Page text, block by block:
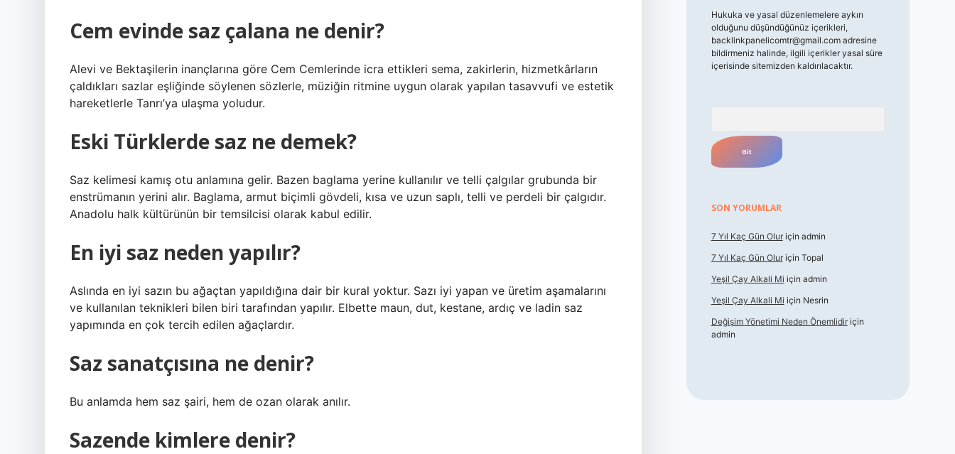
Cem evinde saz çalana ne denir?
Alevi ve Bektaşilerin inançlarına göre Cem Cemlerinde icra ettikleri sema, zakirlerin, hizmetkârların
çaldıkları sazlar eşliğinde söylenen sözlerle, müziğin ritmine uygun olarak yapılan tasavvufi ve estetik
hareketlerle Tanrı’ya ulaşma yoludur.
Eski Türklerde saz ne demek?
Saz kelimesi kamış otu anlamına gelir. Bazen baglama yerine kullanılır ve telli çalgılar grubunda bir
enstrümanın yerini alır. Baglama, armut biçimli gövdeli, kısa ve uzun saplı, telli ve perdeli bir çalgıdır.
Anadolu halk kültürünün bir temsilcisi olarak kabul edilir.
En iyi saz neden yapılır?
Aslında en iyi sazın bu ağaçtan yapıldığına dair bir kural yoktur. Sazı iyi yapan ve üretim aşamalarını
ve kullanılan teknikleri bilen biri tarafından yapılır. Elbette maun, dut, kestane, ardıç ve ladin saz
yapımında en çok tercih edilen ağaçlardır.
Saz sanatçısına ne denir?
Bu anlamda hem saz şairi, hem de ozan olarak anılır.
Sazende kimlere denir?
Hukuka ve yasal düzenlemelere aykırı
olduğunu düşündüğünüz içerikleri,
backlinkpanelicomtr@gmail.comadresine
bildirmeniz halinde, ilgili içerikler yasal süre
içerisinde sitemizden kaldırılacaktır.
SON YORUMLAR
7 Yıl Kaç Gün Oluriçin admin
7 Yıl Kaç Gün Oluriçin Topal
Yeşil Çay Alkali Mi için admin
Yeşil Çay Alkali Mi için Nesrin
Değişim Yönetimi Neden Önemlidiriçin
admin